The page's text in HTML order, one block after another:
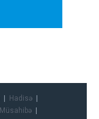
Hadisə
Müsahibə